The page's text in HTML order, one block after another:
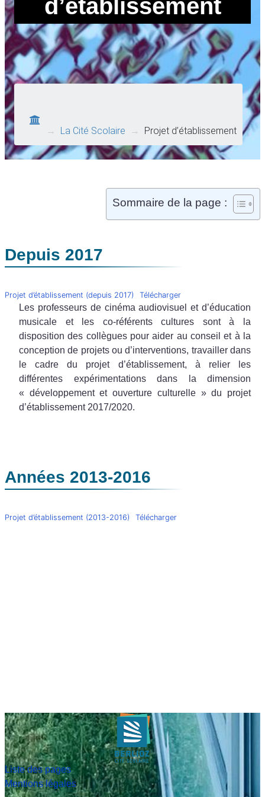
d’établissement
→ La Cité Scolaire → Projet d’établissement
Sommaire de la page :
Depuis 2017
Projet d’établissement (depuis 2017) Télécharger
Les professeurs de cinéma audiovisuel et d’éducation
musicale et les co-référents cultures sont à la
disposition des collègues pour aider au conseil et à la
conception de projets ou d’interventions, travailler dans
le cadre du projet d’établissement, à relier les
différentes expérimentations dans la dimension
« développement et ouverture culturelle » du projet
d’établissement 2017/2020.
Années 2013-2016
Projet d’établissement (2013-2016) Télécharger
Liste des pages
Mentions légales